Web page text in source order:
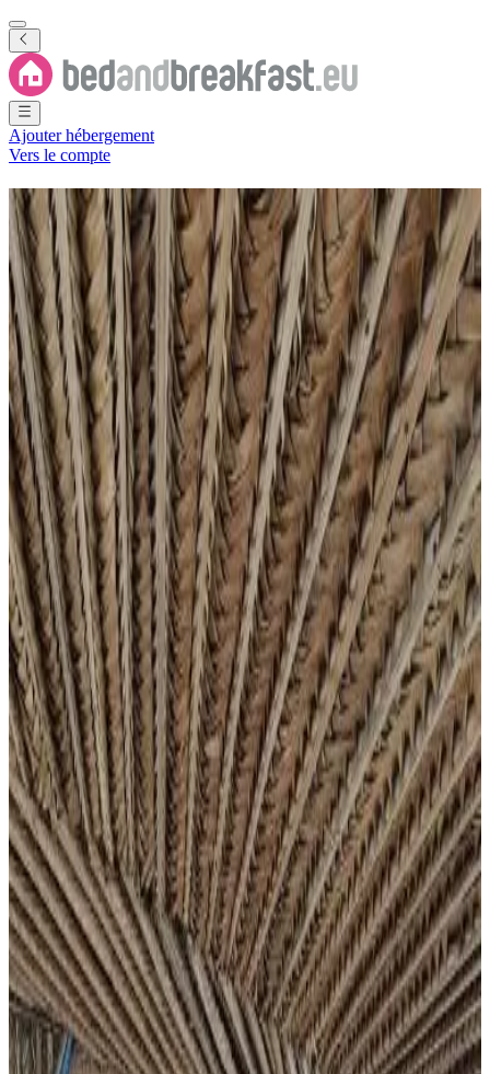
Ajouter hébergement
Vers le compte
Chambres d'hôtes Comores
4 B&B Comores
Filtrer
Classer par
Carte
Type de logement
Chambre d'hôtes
Appartement
Maison de vacances
Les meilleurs destinations
Île Autonome de Grande Comore ( 4)
Note d'évaluation
Équipements généraux
Wi-Fi gratuit
Borne de recharge voitures électriques
Jardin
Animaux domestiques (admis sur consultation)
Parking (gratuit)
Terrasse
Équipements du logement
Salle de bains privée
Entrée privée
Climatisation
Terrasse privée
Cuisine privée